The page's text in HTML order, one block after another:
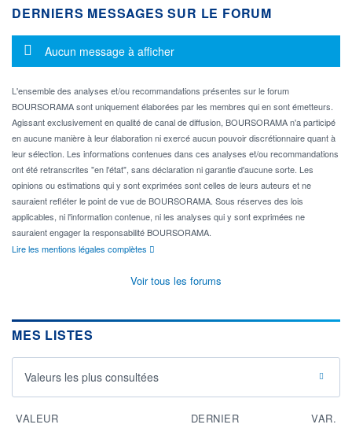
DERNIERS MESSAGES SUR LE FORUM
Message d'information
Aucun message à afficher
L'ensemble des analyses et/ou recommandations présentes sur le forum
BOURSORAMA sont uniquement élaborées par les membres qui en sont émetteurs.
Agissant exclusivement en qualité de canal de diffusion, BOURSORAMA n'a participé
en aucune manière à leur élaboration ni exercé aucun pouvoir discrétionnaire quant à
leur sélection. Les informations contenues dans ces analyses et/ou recommandations
ont été retranscrites "en l'état", sans déclaration ni garantie d'aucune sorte. Les
opinions ou estimations qui y sont exprimées sont celles de leurs auteurs et ne
sauraient refléter le point de vue de BOURSORAMA. Sous réserves des lois
applicables, ni l'information contenue, ni les analyses qui y sont exprimées ne
sauraient engager la responsabilité BOURSORAMA.
Lire les mentions légales complètes
Voir tous les forums
MES LISTES
Valeurs les plus consultées
VALEUR DERNIER VAR.